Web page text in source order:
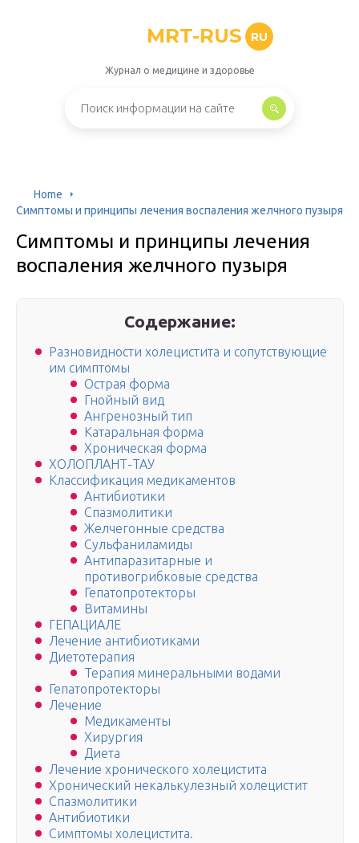
MRT-RUS RU
Журнал о медицине и здоровье
Home
Симптомы и принципы лечения воспаления желчного пузыря
Симптомы и принципы лечения
воспаления желчного пузыря
Содержание:
Разновидности холецистита и сопутствующие
им симптомы
Острая форма
Гнойный вид
Ангренозный тип
Катаральная форма
Хроническая форма
ХОЛОПЛАНТ-ТАУ
Классификация медикаментов
Антибиотики
Спазмолитики
Желчегонные средства
Сульфаниламиды
Антипаразитарные и
противогрибковые средства
Гепатопротекторы
Витамины
ГЕПАЦИАЛЕ
Лечение антибиотиками
Диетотерапия
Терапия минеральными водами
Гепатопротекторы
Лечение
Медикаменты
Хирургия
Диета
Лечение хронического холецистита
Хронический некалькулезный холецистит
Спазмолитики
Антибиотики
Симптомы холецистита.